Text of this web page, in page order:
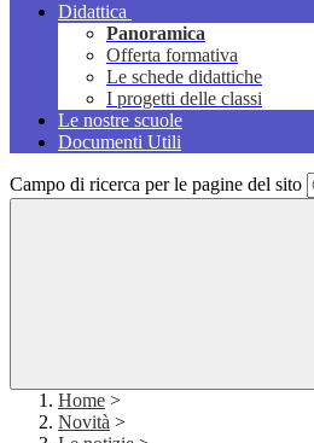
Didattica
Panoramica
Offerta formativa
Le schede didattiche
I progetti delle classi
Le nostre scuole
Documenti Utili
Campo di ricerca per le pagine del sito
Home >
Novità >